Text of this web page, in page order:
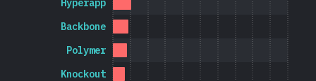
Knockout
Polymer
Backbone
Hyperapp